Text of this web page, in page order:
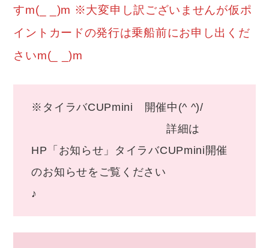
すm(_ _)m ※大変申し訳ございませんが仮ポ
イントカードの発行は乗船前にお申し出くだ
さいm(_ _)m
※タイラバCUPmini 開催中(^ ^)/
詳細は
HP「お知らせ」タイラバCUPmini開催
のお知らせをご覧ください
♪